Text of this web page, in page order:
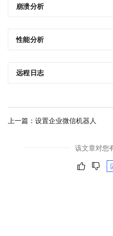
崩溃分析
性能分析
远程日志
上一篇： 设置企业微信机器人
该文章对您